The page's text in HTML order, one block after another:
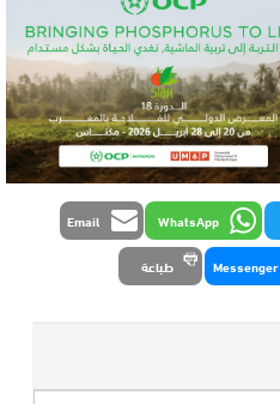
WhatsApp
Email
Messenger طباعة